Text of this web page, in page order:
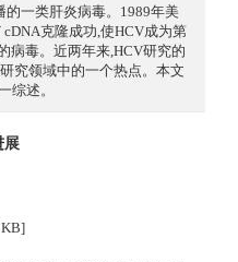
的一类肝炎病毒。1989年美
克隆成功,使HCV成为第
病毒。近两年来,HCV研究的
究领域中的一个热点。本文
综述。
展
KB]